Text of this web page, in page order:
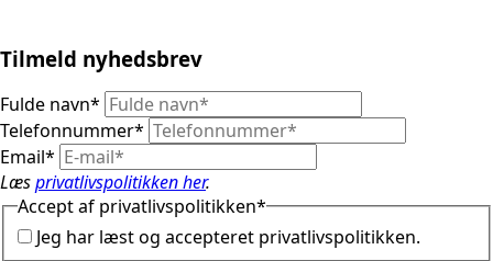
Tilmeld nyhedsbrev
Fulde navn*
Telefonnummer*
Email*
Læsprivatlivspolitikken her.
Accept af privatlivspolitikken*
Jeg har læst og accepteret privatlivspolitikken.